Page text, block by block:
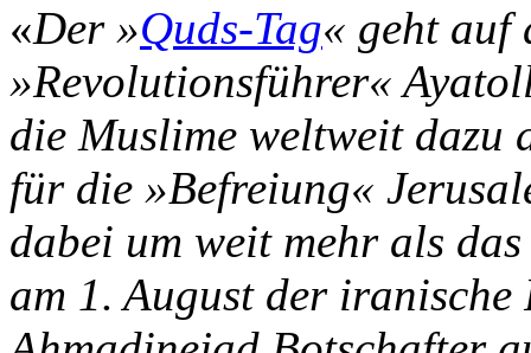
«Der »Quds-Tag« geht auf
»Revolutionsführer«
die Muslime weltweit dazu
für die »Befreiung«
dabei um weit mehr als
am 1. August der